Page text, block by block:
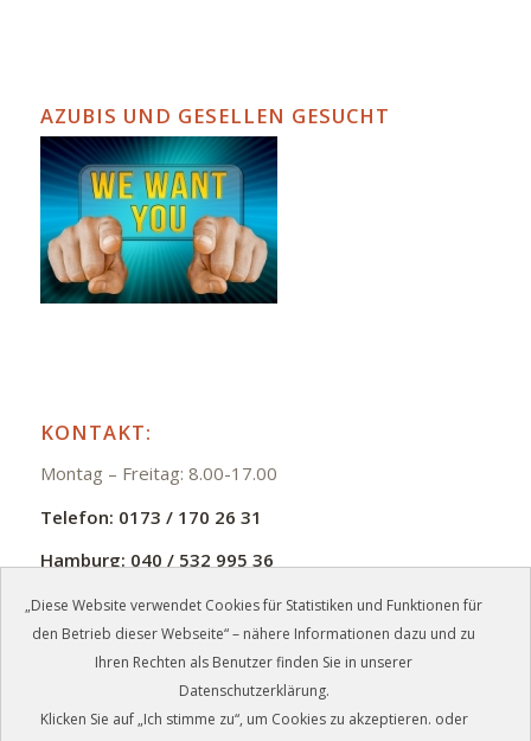
„Diese Website verwendet Cookies für Statistiken und Funktionen für
den Betrieb dieser Webseite“ – nähere Informationen dazu und zu
Ihren Rechten als Benutzer finden Sie in unserer
Datenschutzerklärung.
Klicken Sie auf „Ich stimme zu“, um Cookies zu akzeptieren. oder
AZUBIS UND GESELLEN GESUCHT
KONTAKT:
Montag – Freitag: 8.00-17.00
Telefon: 0173 / 170 26 31
Hamburg: 040 / 532 995 36
E-Mail:info@zmb-jb.de
©2026 - ZMB Meisterbetrieb GmbH, Schwerin + Hamburg